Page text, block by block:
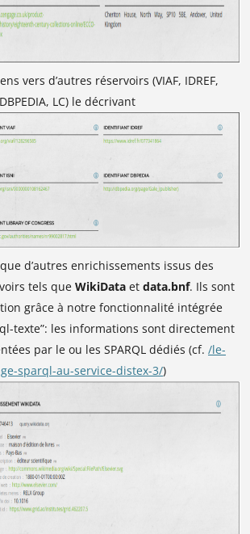
vers d’autres réservoirs (VIAF, IDREF,
LC) le décrivant
d’autres enrichissements issus des
tels que WikiData et data.bnf. Ils sont
grâce à notre fonctionnalité intégrée
texte”: les informations sont directement
par le ou les SPARQL dédiés (cf. /le-
sparql-au-service-distex-3/)